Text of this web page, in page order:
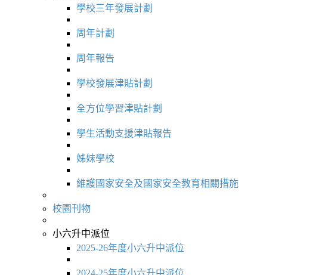
學校三年發展計劃
周年計劃
周年報告
學校發展津貼計劃
全方位學習津貼計劃
學生活動支援津貼報告
姊妹學校
維護國家安全及國家安全教育相關措施
校園刊物
小六升中派位
2025-26年度小六升中派位
2024-25年度小六升中派位